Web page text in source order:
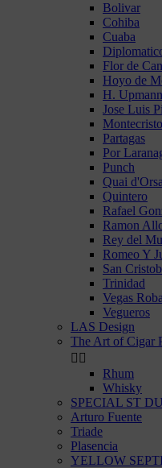
Bolivar
Cohiba
Cuaba
Flor de
Hoyo de
H. Upmann
Jose Luis
Montecristo
Partagas
Por
Punch
Quai
Quintero
Rafael
Ramon
Rey del
Romeo Y
San
Trinidad
Vegas
Vegueros
LAS Design
The Art of Cigar
 
Rhum
Whisky
SPECIAL ST
Arturo Fuente
Triade
Plasencia
YELLOW